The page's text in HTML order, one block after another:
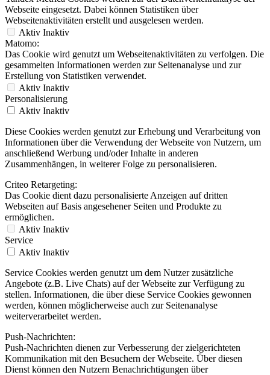
Webseite eingesetzt. Dabei können Statistiken über
Webseitenaktivitäten erstellt und ausgelesen werden.
Aktiv Inaktiv
Matomo:
Das Cookie wird genutzt um Webseitenaktivitäten zu verfolgen. Die
gesammelten Informationen werden zur Seitenanalyse und zur
Erstellung von Statistiken verwendet.
Aktiv Inaktiv
Personalisierung
Aktiv Inaktiv
Diese Cookies werden genutzt zur Erhebung und Verarbeitung von
Informationen über die Verwendung der Webseite von Nutzern, um
anschließend Werbung und/oder Inhalte in anderen
Zusammenhängen, in weiterer Folge zu personalisieren.
Criteo Retargeting:
Das Cookie dient dazu personalisierte Anzeigen auf dritten
Webseiten auf Basis angesehener Seiten und Produkte zu
ermöglichen.
Aktiv Inaktiv
Service
Aktiv Inaktiv
Service Cookies werden genutzt um dem Nutzer zusätzliche
Angebote (z.B. Live Chats) auf der Webseite zur Verfügung zu
stellen. Informationen, die über diese Service Cookies gewonnen
werden, können möglicherweise auch zur Seitenanalyse
weiterverarbeitet werden.
Push-Nachrichten:
Push-Nachrichten dienen zur Verbesserung der zielgerichteten
Kommunikation mit den Besuchern der Webseite. Über diesen
Dienst können den Nutzern Benachrichtigungen über